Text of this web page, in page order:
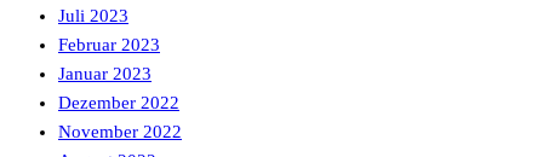
Juli 2023
Februar 2023
Januar 2023
Dezember 2022
November 2022